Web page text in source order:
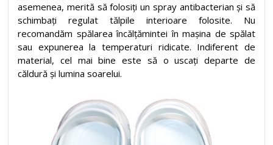
asemenea, merită să folosiți un spray antibacterian și să
schimbați regulat tălpile interioare folosite. Nu
recomandăm spălarea încălțămintei în mașina de spălat
sau expunerea la temperaturi ridicate. Indiferent de
material, cel mai bine este să o uscați departe de
căldură și lumina soarelui.